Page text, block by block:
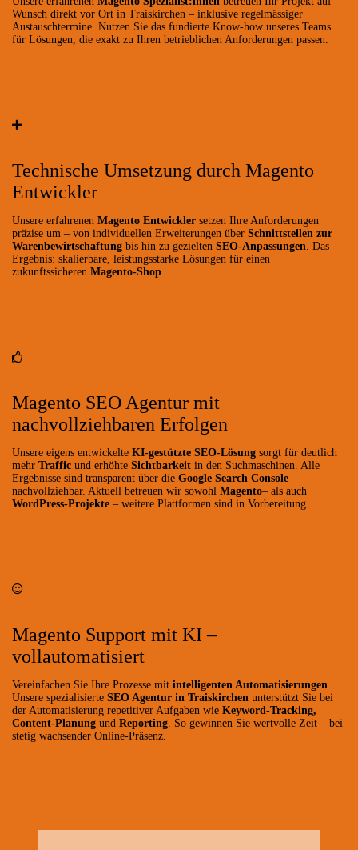
Wunsch direkt vor Ort in Traiskirchen – inklusive regelmässiger
Austauschtermine. Nutzen Sie das fundierte Know-how unseres Teams
für Lösungen, die exakt zu Ihren betrieblichen Anforderungen passen.
Technische Umsetzung durch Magento
Entwickler
Unsere erfahrenen Magento Entwickler setzen Ihre Anforderungen
präzise um – von individuellen Erweiterungen über Schnittstellen zur
Warenbewirtschaftung bis hin zu gezielten SEO-Anpassungen . Das
Ergebnis: skalierbare, leistungsstarke Lösungen für einen
zukunftssicheren Magento-Shop
Magento SEO Agentur mit
nachvollziehbaren Erfolgen
Unsere eigens entwickelte KI-gestützte SEO-Lösung sorgt für deutlich
mehr Traffic und erhöhte Sichtbarkeit in den Suchmaschinen. Alle
Ergebnisse sind transparent über die Google Search Console
nachvollziehbar. Aktuell betreuen wir sowohl Magento– als auch
WordPress-Projekte – weitere Plattformen sind in Vorbereitung.
Magento Support mit KI –
vollautomatisiert
Vereinfachen Sie Ihre Prozesse mit intelligenten Automatisierungen
Unsere spezialisierte SEO Agentur in Traiskirchen unterstützt Sie bei
der Automatisierung repetitiver Aufgaben wie Keyword-Tracking,
Content-Planung und Reporting . So gewinnen Sie wertvolle Zeit – bei
stetig wachsender Online-Präsenz.